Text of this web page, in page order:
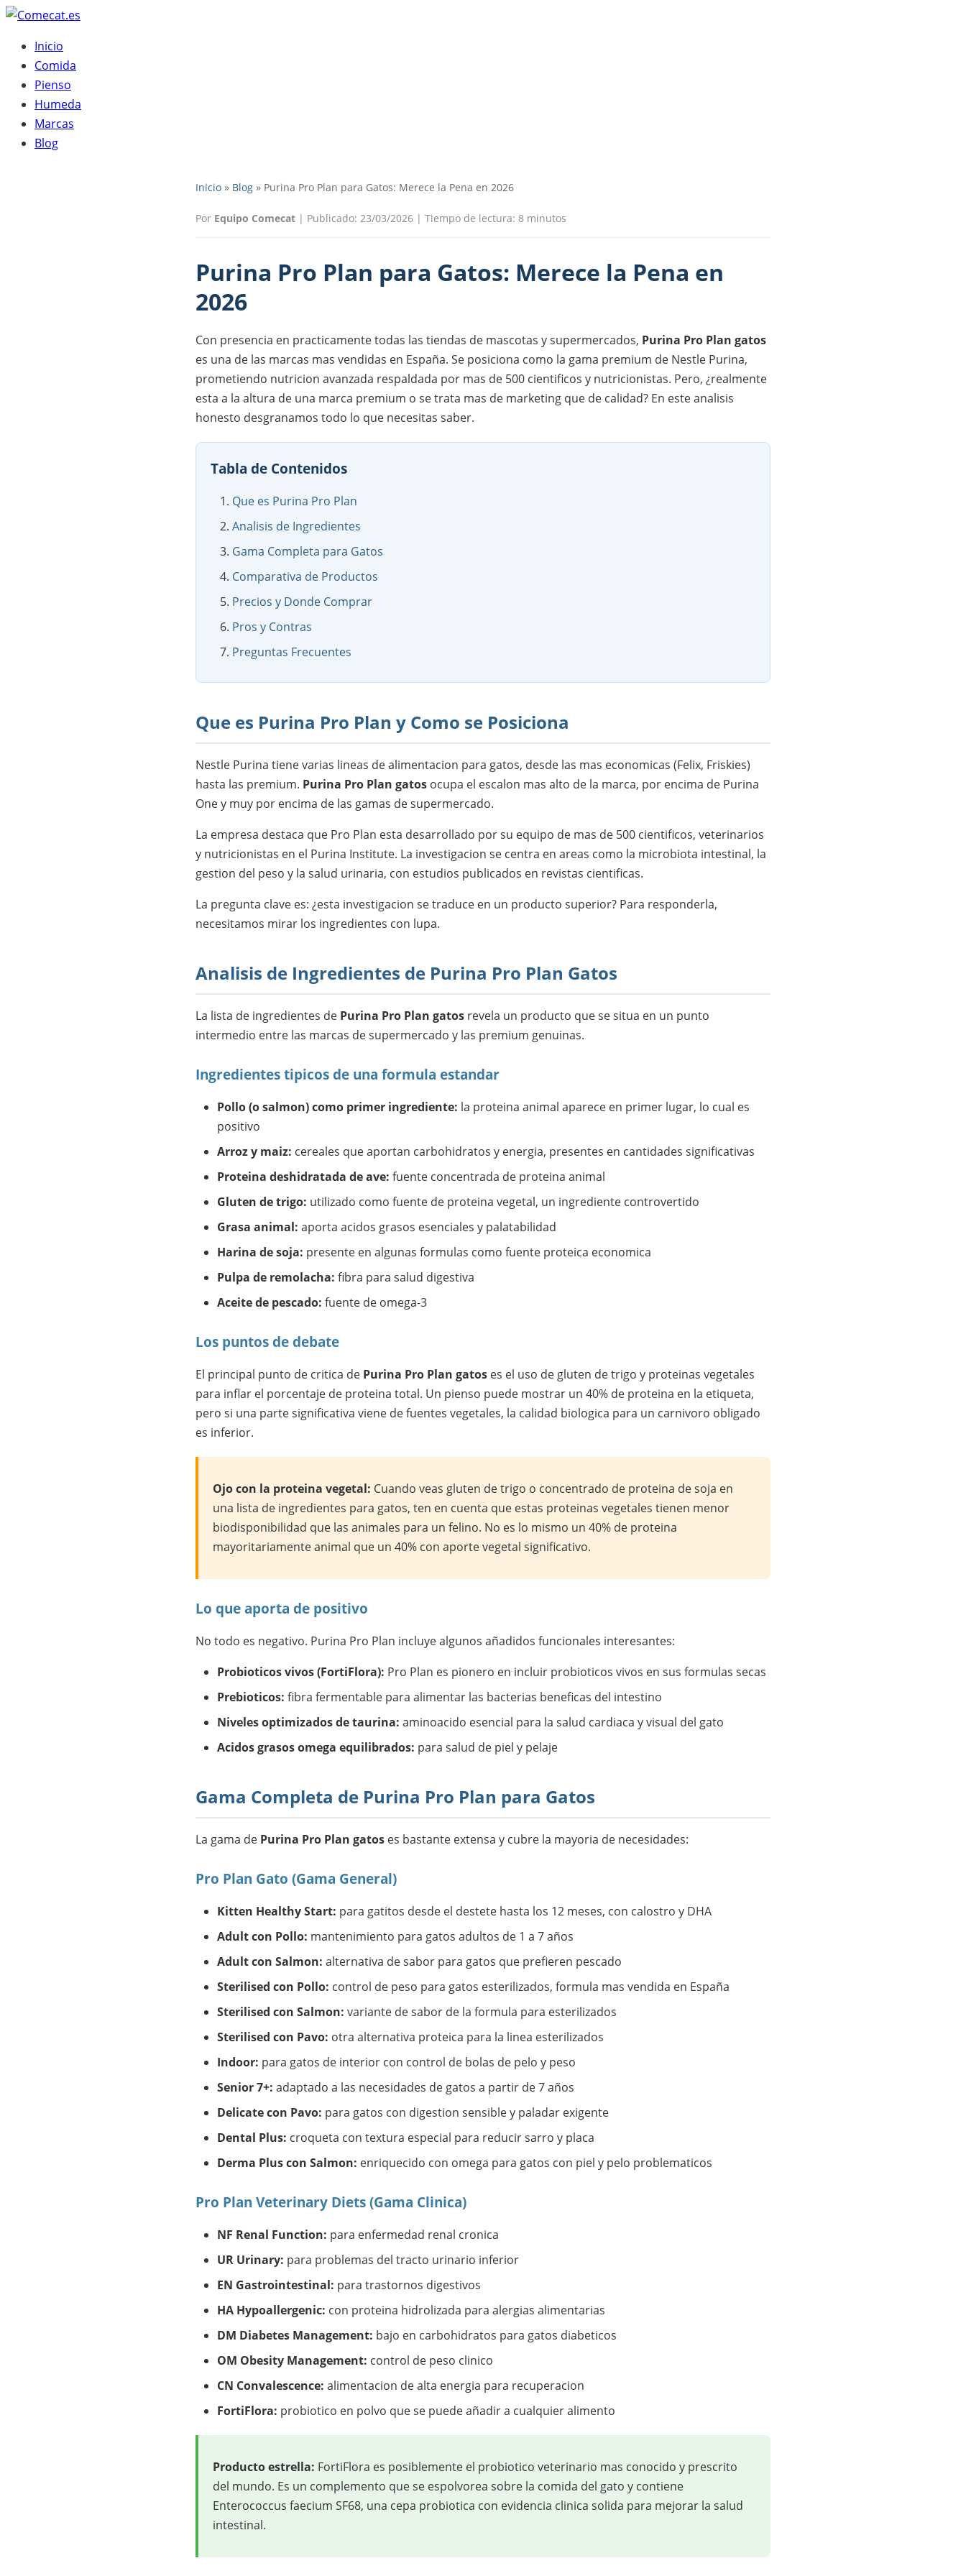
Inicio
Comida
Pienso
Humeda
Marcas
Blog
Inicio » Blog » Purina Pro Plan para Gatos: Merece la Pena en 2026
Por Equipo Comecat | Publicado: 23/03/2026 | Tiempo de lectura: 8 minutos
Purina Pro Plan para Gatos: Merece la Pena en
2026
Con presencia en practicamente todas las tiendas de mascotas y supermercados, Purina Pro Plan gatos
es una de las marcas mas vendidas en España. Se posiciona como la gama premium de Nestle Purina,
prometiendo nutricion avanzada respaldada por mas de 500 cientificos y nutricionistas. Pero, ¿realmente
esta a la altura de una marca premium o se trata mas de marketing que de calidad? En este analisis
honesto desgranamos todo lo que necesitas saber.
Tabla de Contenidos
Que es Purina Pro Plan
Analisis de Ingredientes
Gama Completa para Gatos
Comparativa de Productos
Precios y Donde Comprar
Pros y Contras
Preguntas Frecuentes
Que es Purina Pro Plan y Como se Posiciona
Nestle Purina tiene varias lineas de alimentacion para gatos, desde las mas economicas (Felix, Friskies)
hasta las premium. Purina Pro Plan gatos ocupa el escalon mas alto de la marca, por encima de Purina
One y muy por encima de las gamas de supermercado.
La empresa destaca que Pro Plan esta desarrollado por su equipo de mas de 500 cientificos, veterinarios
y nutricionistas en el Purina Institute. La investigacion se centra en areas como la microbiota intestinal, la
gestion del peso y la salud urinaria, con estudios publicados en revistas cientificas.
La pregunta clave es: ¿esta investigacion se traduce en un producto superior? Para responderla,
necesitamos mirar los ingredientes con lupa.
Analisis de Ingredientes de Purina Pro Plan Gatos
La lista de ingredientes de Purina Pro Plan gatos revela un producto que se situa en un punto
intermedio entre las marcas de supermercado y las premium genuinas.
Ingredientes tipicos de una formula estandar
Pollo (o salmon) como primer ingrediente: la proteina animal aparece en primer lugar, lo cual es
positivo
Arroz y maiz: cereales que aportan carbohidratos y energia, presentes en cantidades significativas
Proteina deshidratada de ave: fuente concentrada de proteina animal
Gluten de trigo: utilizado como fuente de proteina vegetal, un ingrediente controvertido
Grasa animal: aporta acidos grasos esenciales y palatabilidad
Harina de soja: presente en algunas formulas como fuente proteica economica
Pulpa de remolacha: fibra para salud digestiva
Aceite de pescado: fuente de omega-3
Los puntos de debate
El principal punto de critica de Purina Pro Plan gatos es el uso de gluten de trigo y proteinas vegetales
para inflar el porcentaje de proteina total. Un pienso puede mostrar un 40% de proteina en la etiqueta,
pero si una parte significativa viene de fuentes vegetales, la calidad biologica para un carnivoro obligado
es inferior.
Ojo con la proteina vegetal: Cuando veas gluten de trigo o concentrado de proteina de soja en
una lista de ingredientes para gatos, ten en cuenta que estas proteinas vegetales tienen menor
biodisponibilidad que las animales para un felino. No es lo mismo un 40% de proteina
mayoritariamente animal que un 40% con aporte vegetal significativo.
Lo que aporta de positivo
No todo es negativo. Purina Pro Plan incluye algunos añadidos funcionales interesantes:
Probioticos vivos (FortiFlora): Pro Plan es pionero en incluir probioticos vivos en sus formulas secas
Prebioticos: fibra fermentable para alimentar las bacterias beneficas del intestino
Niveles optimizados de taurina: aminoacido esencial para la salud cardiaca y visual del gato
Acidos grasos omega equilibrados: para salud de piel y pelaje
Gama Completa de Purina Pro Plan para Gatos
La gama de Purina Pro Plan gatos es bastante extensa y cubre la mayoria de necesidades:
Pro Plan Gato (Gama General)
Kitten Healthy Start: para gatitos desde el destete hasta los 12 meses, con calostro y DHA
Adult con Pollo: mantenimiento para gatos adultos de 1 a 7 años
Adult con Salmon: alternativa de sabor para gatos que prefieren pescado
Sterilised con Pollo: control de peso para gatos esterilizados, formula mas vendida en España
Sterilised con Salmon: variante de sabor de la formula para esterilizados
Sterilised con Pavo: otra alternativa proteica para la linea esterilizados
Indoor: para gatos de interior con control de bolas de pelo y peso
Senior 7+: adaptado a las necesidades de gatos a partir de 7 años
Delicate con Pavo: para gatos con digestion sensible y paladar exigente
Dental Plus: croqueta con textura especial para reducir sarro y placa
Derma Plus con Salmon: enriquecido con omega para gatos con piel y pelo problematicos
Pro Plan Veterinary Diets (Gama Clinica)
NF Renal Function: para enfermedad renal cronica
UR Urinary: para problemas del tracto urinario inferior
EN Gastrointestinal: para trastornos digestivos
HA Hypoallergenic: con proteina hidrolizada para alergias alimentarias
DM Diabetes Management: bajo en carbohidratos para gatos diabeticos
OM Obesity Management: control de peso clinico
CN Convalescence: alimentacion de alta energia para recuperacion
FortiFlora: probiotico en polvo que se puede añadir a cualquier alimento
Producto estrella: FortiFlora es posiblemente el probiotico veterinario mas conocido y prescrito
del mundo. Es un complemento que se espolvorea sobre la comida del gato y contiene
Enterococcus faecium SF68, una cepa probiotica con evidencia clinica solida para mejorar la salud
intestinal.